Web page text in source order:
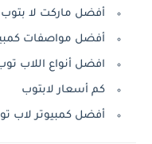
أفضل ماركت لا بتوب
أفضل مواصفات
افضل أنواع اللاب توب
كم أسعار لابتوب
أفضل كمبيوتر لاب